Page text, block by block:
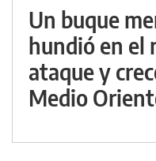
Un buque
hundió en el
ataque y
Medio